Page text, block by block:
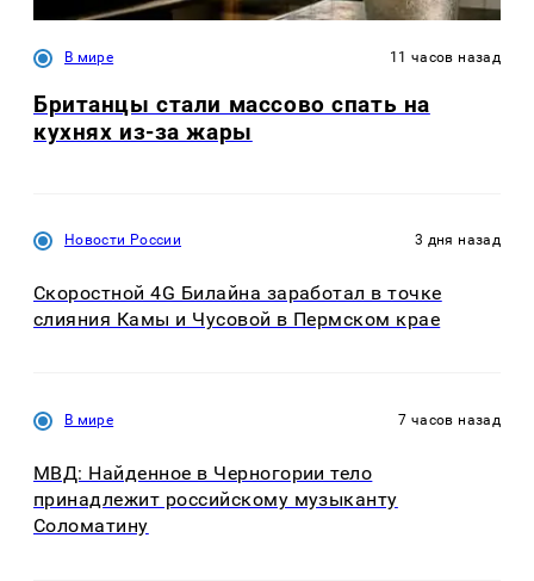
В мире 11 часов назад
Британцы стали массово спать на
кухнях из-за жары
Новости России 3 дня назад
Скоростной 4G Билайна заработал в точке
слияния Камы и Чусовой в Пермском крае
В мире 7 часов назад
МВД: Найденное в Черногории тело
принадлежит российскому музыканту
Соломатину